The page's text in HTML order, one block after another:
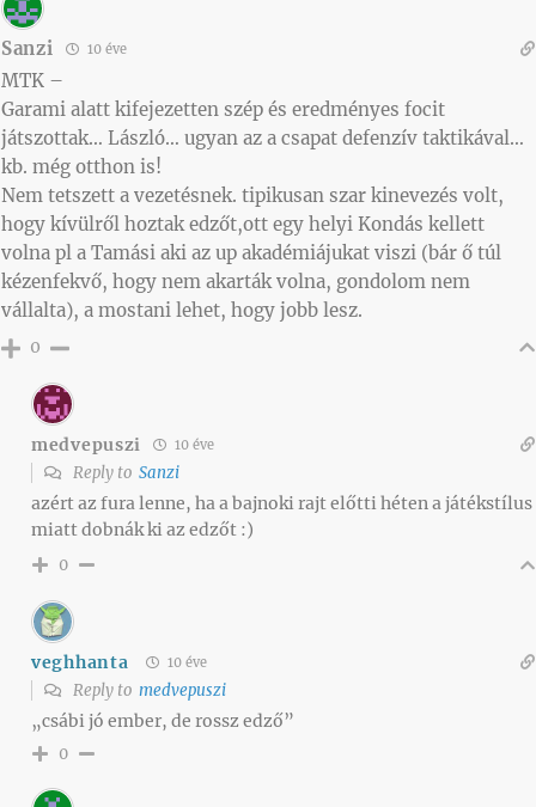
Sanzi 10 éve
MTK –
Garami alatt kifejezetten szép és eredményes focit
játszottak… László… ugyan az a csapat defenzív taktikával…
kb. még otthon is!
Nem tetszett a vezetésnek. tipikusan szar kinevezés volt,
hogy kívülről hoztak edzőt,ott egy helyi Kondás kellett
volna pl a Tamási aki az up akadémiájukat viszi (bár ő túl
kézenfekvő, hogy nem akarták volna, gondolom nem
vállalta), a mostani lehet, hogy jobb lesz.
0
medvepuszi 10 éve
Reply to Sanzi
azért az fura lenne, ha a bajnoki rajt előtti héten a játékstílus
miatt dobnák ki az edzőt :)
0
veghhanta 10 éve
Reply to medvepuszi
„csábi jó ember, de rossz edző”
0